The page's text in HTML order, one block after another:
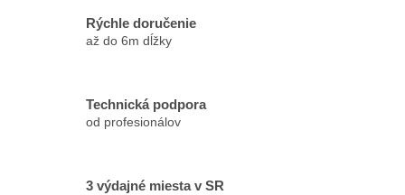
Rýchle doručenie
až do 6m dĺžky
Technická podpora
od profesionálov
3 výdajné miesta v SR